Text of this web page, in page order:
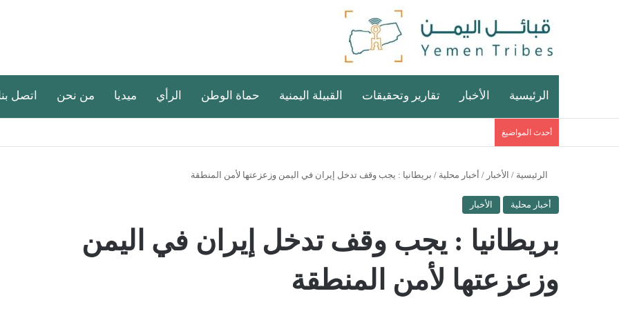
الرئيسية الأخبار تقارير وتحقيقات القبيلة اليمنية حماة الوطن الرأي ميديا من نحن اتصل
أحدث المواضيغ
الرئيسية / الأخبار / أخبار محلية / بريطانيا : يجب وقف تدخل إيران في اليمن وزعزعتها لأمن المنطقة
أخبار محلية الأخبار
بريطانيا : يجب وقف تدخل إيران في اليمن
وزعزعتها لأمن المنطقة